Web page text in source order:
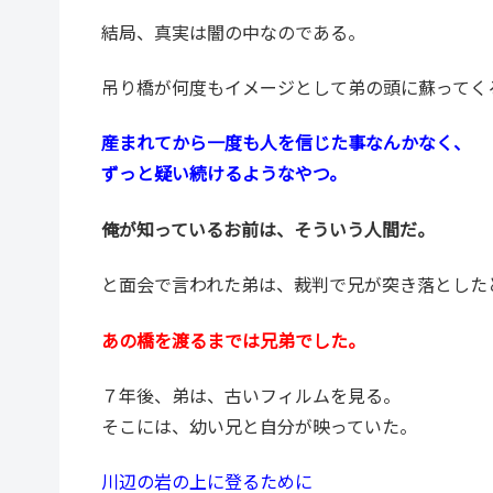
結局、真実は闇の中なのである。
吊り橋が何度もイメージとして弟の頭に蘇ってく
産まれてから一度も人を信じた事なんかなく、
ずっと疑い続けるようなやつ。
俺が知っているお前は、そういう人間だ。
と面会で言われた弟は、裁判で兄が突き落とした
あの橋を渡るまでは兄弟でした。
７年後、弟は、古いフィルムを見る。
そこには、幼い兄と自分が映っていた。
川辺の岩の上に登るために